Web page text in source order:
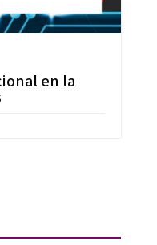
en la